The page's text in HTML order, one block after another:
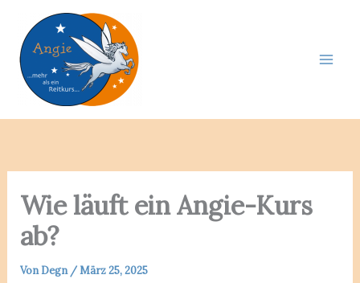
Inhalt
springen
Wie läuft ein Angie-Kurs
ab?
VonDegn /März 25, 2025